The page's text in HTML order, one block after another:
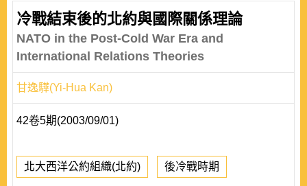
冷戰結束後的北約與國際關係理論
NATO in the Post-Cold War Era and
International Relations Theories
甘逸驊(Yi-Hua Kan)
42卷5期(2003/09/01)
北大西洋公約組織(北約) 後冷戰時期